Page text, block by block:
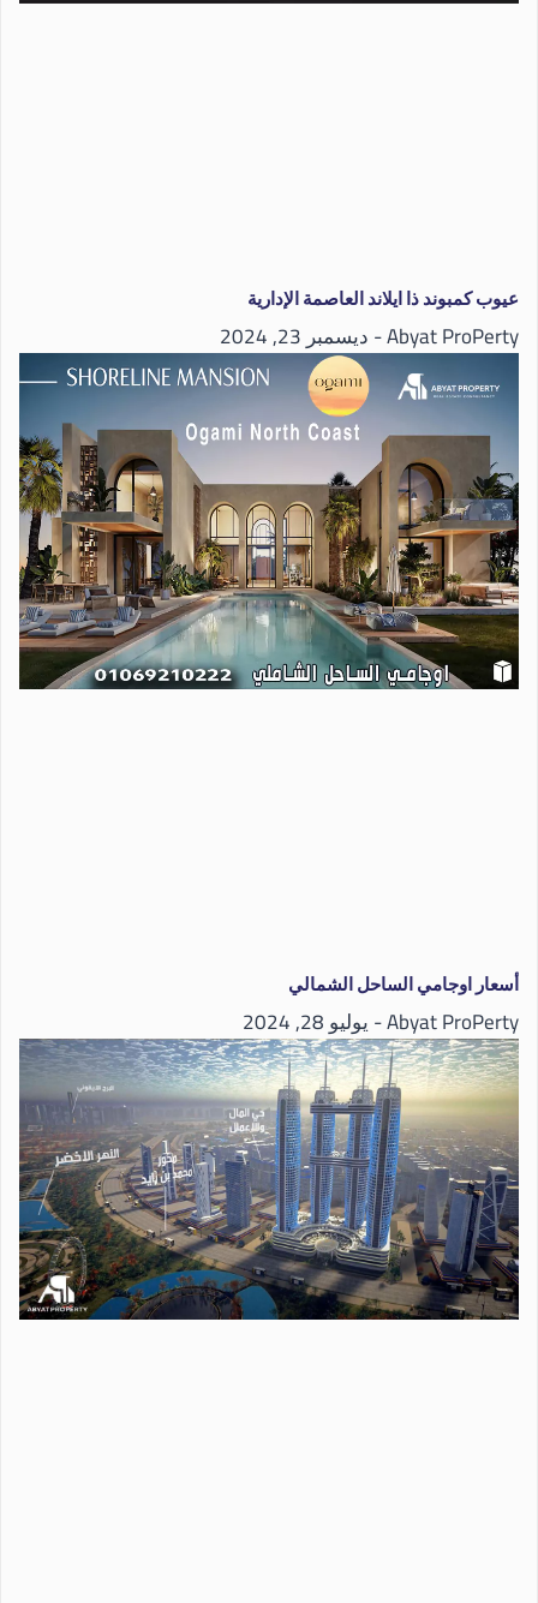
عيوب كمبوند ذا ايلاند العاصمة الإدارية
Abyat ProPerty ديسمبر 23, 2024
أسعار اوجامي الساحل الشمالي
Abyat ProPerty يوليو 28, 2024